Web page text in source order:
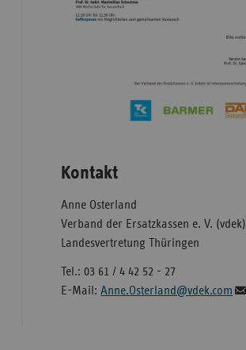
Kontakt
Anne Osterland
Verband der Ersatzkassen e. V. (vdek)
Landesvertretung Thüringen
Tel.: 03 61 / 4 42 52 - 27
E-Mail:Anne.Osterland@vdek.com